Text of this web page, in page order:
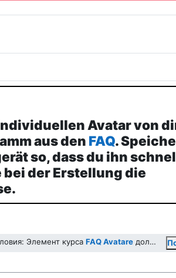
Avatar von
aus den FAQ.
so, dass du ihn
der Erstellung die
Элемент курса FAQ Avatareдолжен быть отмечен как выполненный ...